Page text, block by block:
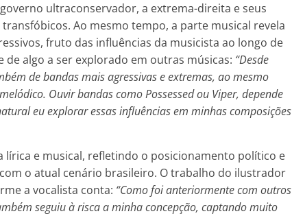
ultraconservador, a extrema-direita e seus
Ao mesmo tempo, a parte musical revela
fruto das influências da musicista ao longo de
de algo a ser explorado em outras músicas: “Desde
de bandas mais agressivas e extremas, ao mesmo
Ouvir bandas como Possessed ou Viper, depende
eu explorar essas influências em minhas composições
lírica e musical, refletindo o posicionamento político e
o atual cenário brasileiro. O trabalho do ilustrador
a vocalista conta: “Como foi anteriormente com outros
seguiu à risca a minha concepção, captando muito